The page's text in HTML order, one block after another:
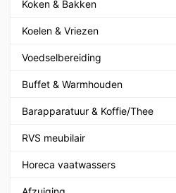
Koken & Bakken
Koelen & Vriezen
Voedselbereiding
Buffet & Warmhouden
Barapparatuur & Koffie/Thee
RVS meubilair
Horeca vaatwassers